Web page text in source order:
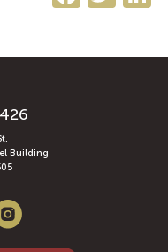
Building